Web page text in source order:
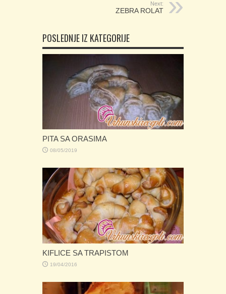
Next:
ZEBRA ROLAT
POSLEDNJE IZ KATEGORIJE
PITA SA ORASIMA
08/05/2019
KIFLICE SA TRAPISTOM
19/04/2016